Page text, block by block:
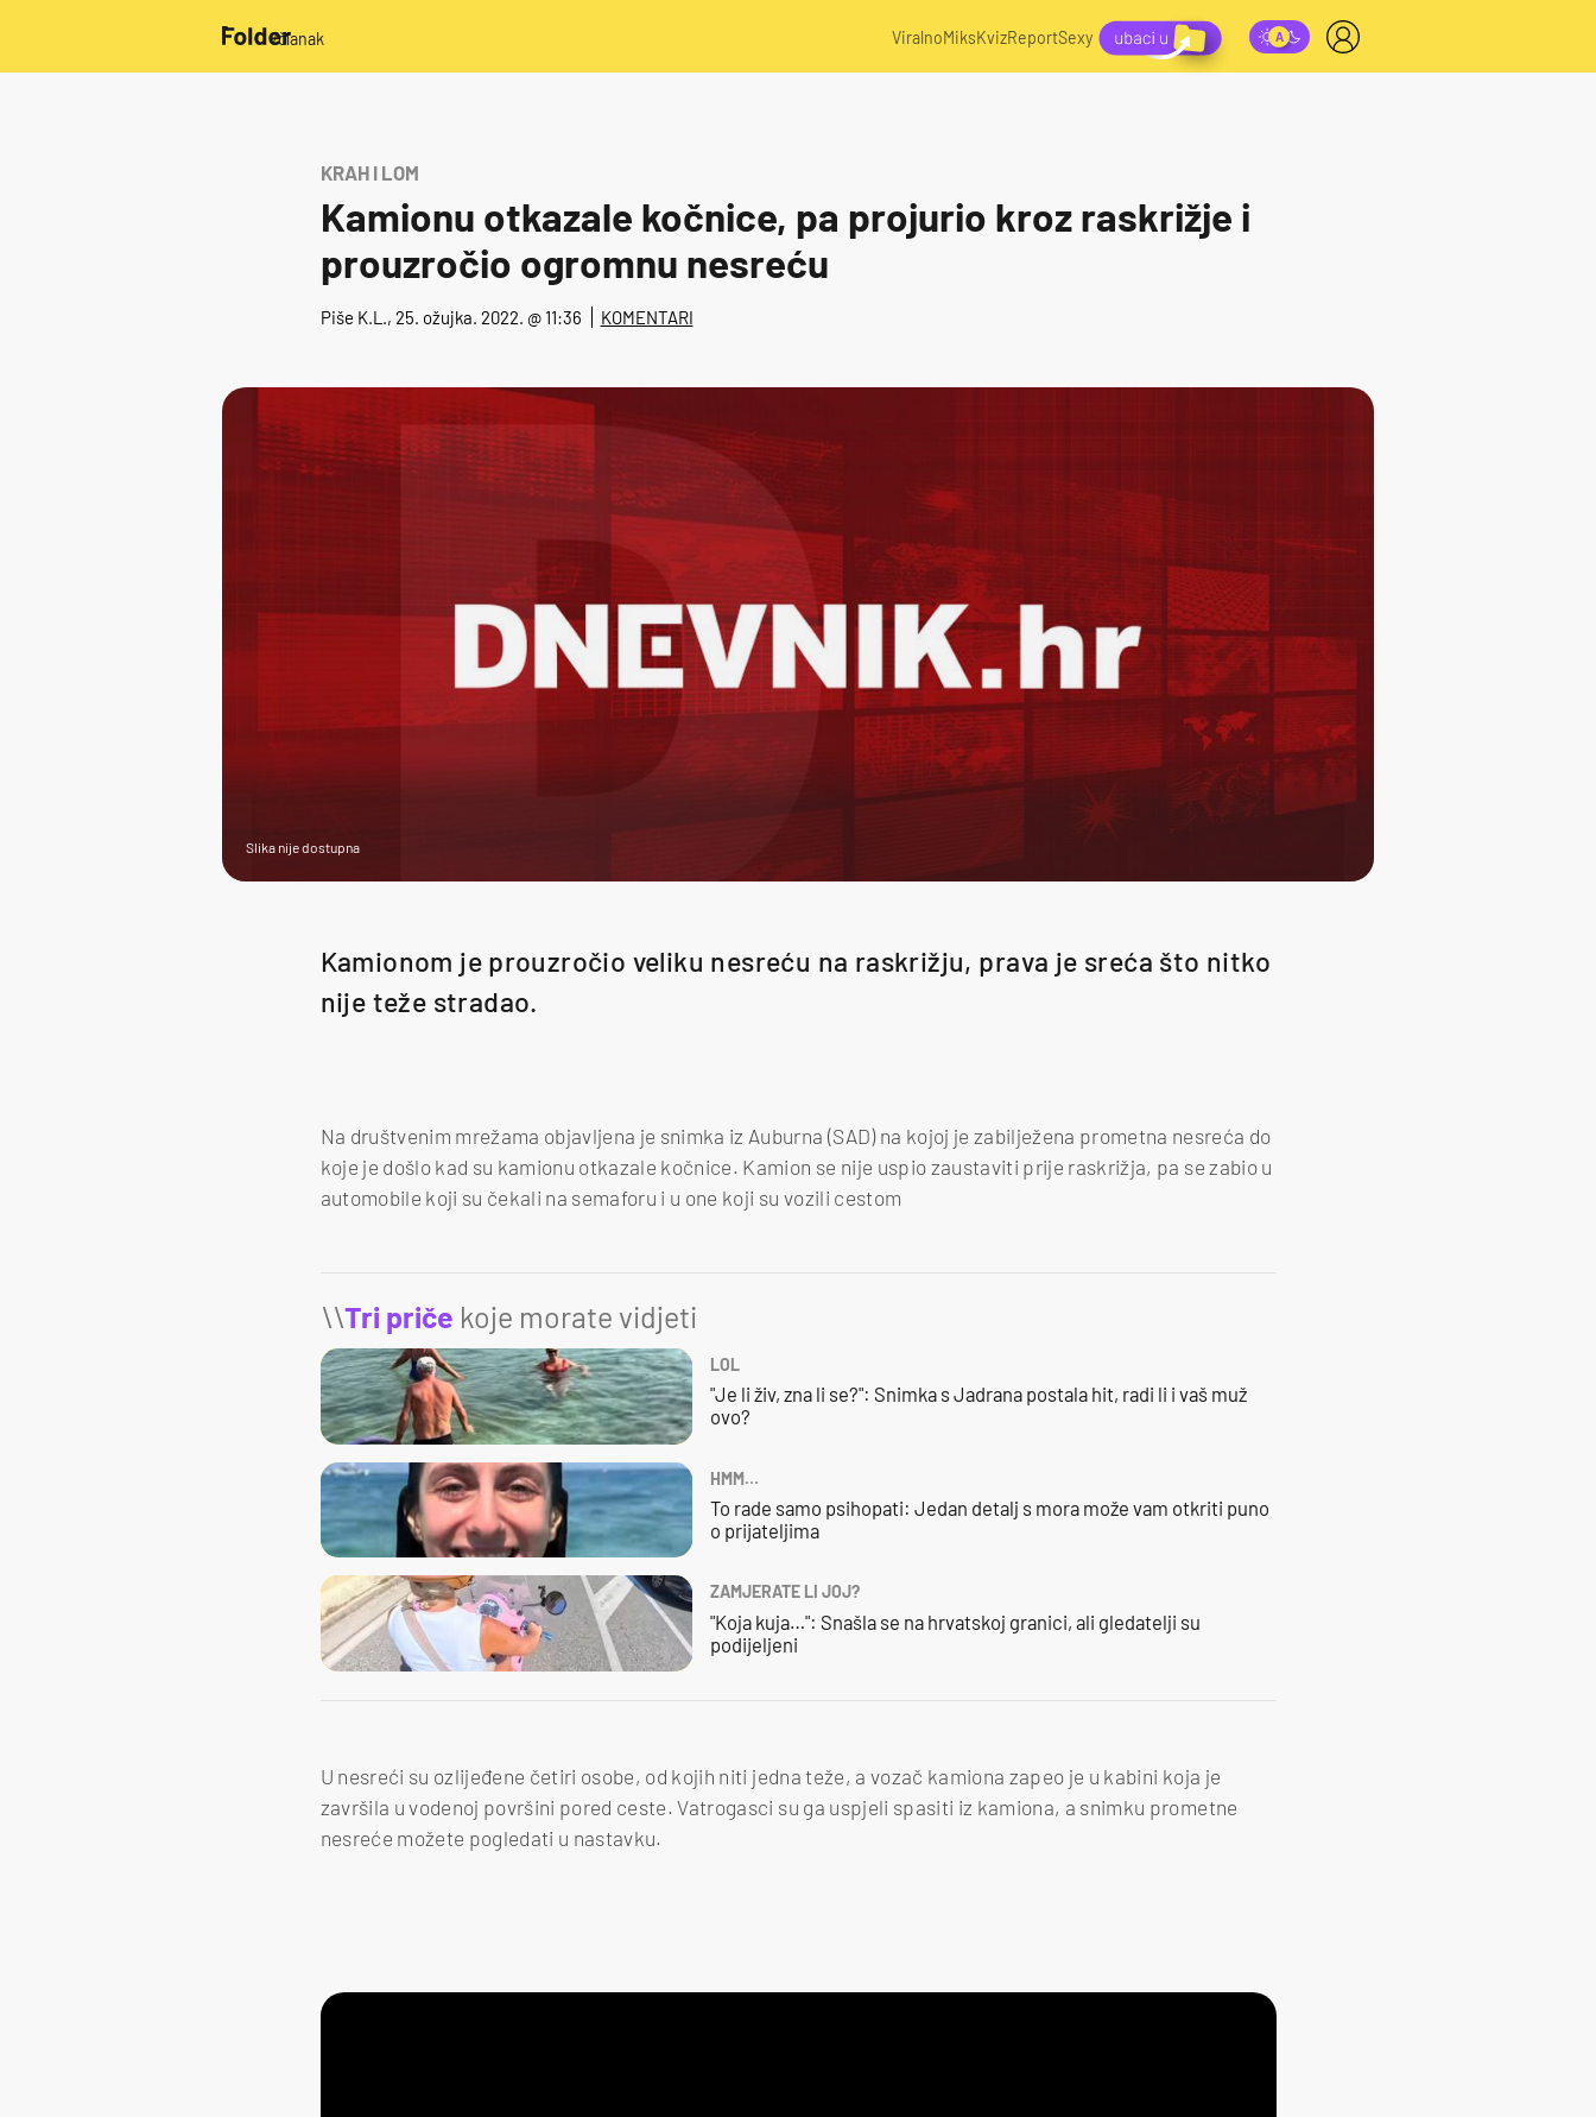
/članak ViralnoMiksKvizReportSexy
KRAH I LOM
Kamionu otkazale kočnice, pa projurio kroz raskrižje i
prouzročio ogromnu nesreću
Piše K.L., 25. ožujka. 2022. @ 11:36 KOMENTARI
Slika nije dostupna
Kamionom je prouzročio veliku nesreću na raskrižju, prava je sreća što nitko
nije teže stradao.
Na društvenim mrežama objavljena je snimka iz Auburna (SAD) na kojoj je zabilježena prometna nesreća do
koje je došlo kad su kamionu otkazale kočnice. Kamion se nije uspio zaustaviti prije raskrižja, pa se zabio u
automobile koji su čekali na semaforu i u one koji su vozili cestom
\\Tri priče koje morate vidjeti
LOL
"Je li živ, zna li se?": Snimka s Jadrana postala hit, radi li i vaš muž
ovo?
HMM…
To rade samo psihopati: Jedan detalj s mora može vam otkriti puno
o prijateljima
ZAMJERATE LI JOJ?
"Koja kuja…": Snašla se na hrvatskoj granici, ali gledatelji su
podijeljeni
U nesreći su ozlijeđene četiri osobe, od kojih niti jedna teže, a vozač kamiona zapeo je u kabini koja je
završila u vodenoj površini pored ceste. Vatrogasci su ga uspjeli spasiti iz kamiona, a snimku prometne
nesreće možete pogledati u nastavku.